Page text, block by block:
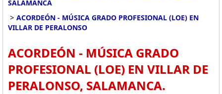
SALAMANCA
> ACORDEÓN - MÚSICA GRADO PROFESIONAL (LOE) EN
VILLAR DE PERALONSO
ACORDEÓN - MÚSICA GRADO
PROFESIONAL (LOE) EN VILLAR DE
PERALONSO, SALAMANCA.